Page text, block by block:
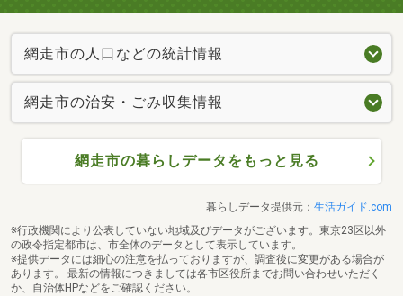
網走市の人口などの統計情報
網走市の治安・ごみ収集情報
網走市の暮らしデータをもっと見る
暮らしデータ提供元： 生活ガイド.com
※行政機関により公表していない地域及びデータがございます。東京23区以外
の政令指定都市は、市全体のデータとして表示しています。
※提供データには細心の注意を払っておりますが、調査後に変更がある場合が
あります。 最新の情報につきましては各市区役所までお問い合わせいただく
か、自治体HPなどをご確認ください。